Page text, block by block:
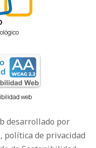
web
desarrollado por
política de privacidad